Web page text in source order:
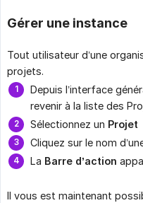
Gérer une instance
Tout utilisateur d’une
projets.
Depuis l’interface
revenir à la liste des
Sélectionnez un Projet
Cliquez sur le nom
La Barre d’action
Il vous est maintenant